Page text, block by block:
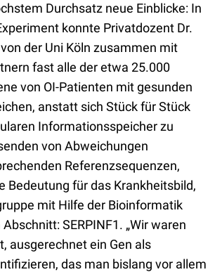
Durchsatz neue Einblicke: In
konnte Privatdozent Dr.
der Uni Köln zusammen mit
fast alle der etwa 25.000
von OI-Patienten mit gesunden
anstatt sich Stück für Stück
Informationsspeicher zu
von Abweichungen
Referenzsequenzen,
Bedeutung für das Krankheitsbild,
mit Hilfe der Bioinformatik
SERPINF1. „Wir waren
ausgerechnet ein Gen als
das man bislang vor allem